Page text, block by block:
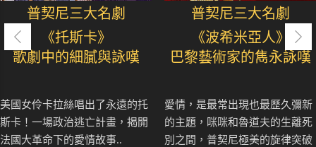
普契尼三大名劇
《托斯卡》
歌劇中的細膩與詠嘆
美國女伶卡拉絲唱出了永遠的托
斯卡！一場政治逃亡計畫，揭開
法國大革命下的愛情故事..
普契尼三大名劇
《波希米亞人》
巴黎藝術家的雋永詠嘆
愛情，是最常出現也最歷久彌新
的主題，咪咪和魯道夫的生離死
別之間，普契尼極美的旋律突破